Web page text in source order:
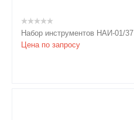
Набор инструментов НАИ-01/37
Цена по запросу